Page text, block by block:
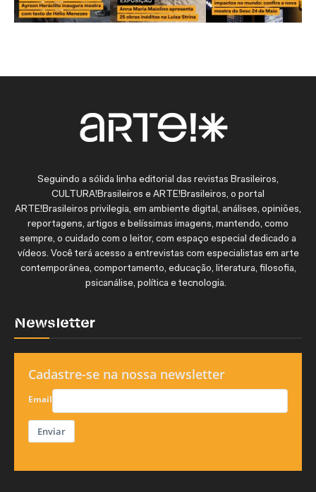
Seguindo a sólida linha editorial das revistas Brasileiros,
CULTURA!Brasileiros e ARTE!Brasileiros, o portal
ARTE!Brasileiros privilegia, em ambiente digital, análises, opiniões,
reportagens, artigos e belíssimas imagens, mantendo, como
sempre, o cuidado com o leitor, com espaço especial dedicado a
vídeos. Você terá acesso a entrevistas com especialistas em arte
contemporânea, comportamento, educação, literatura, filosofia,
psicanálise, política e tecnologia.
Newsletter
Cadastre-se na nossa newsletter
Email
Enviar